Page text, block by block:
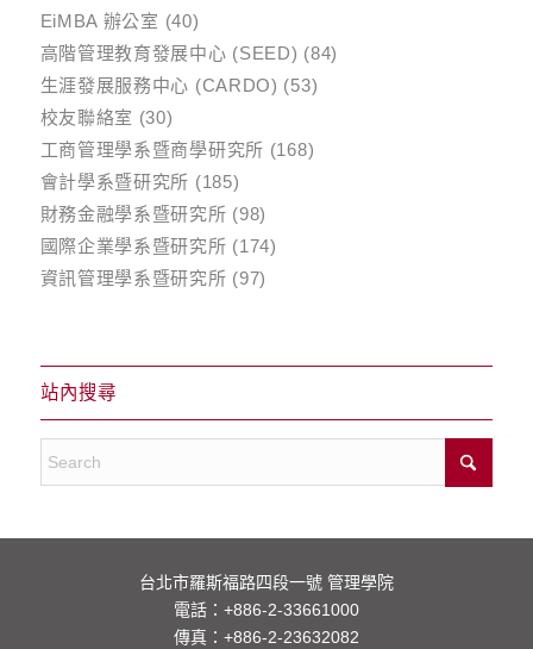
EiMBA 辦公室 (40)
高階管理教育發展中心 (SEED) (84)
生涯發展服務中心 (CARDO) (53)
校友聯絡室 (30)
工商管理學系暨商學研究所 (168)
會計學系暨研究所 (185)
財務金融學系暨研究所 (98)
國際企業學系暨研究所 (174)
資訊管理學系暨研究所 (97)
站內搜尋
台北市羅斯福路四段一號 管理學院
電話： +886-2-33661000
傳真：+886-2-23632082